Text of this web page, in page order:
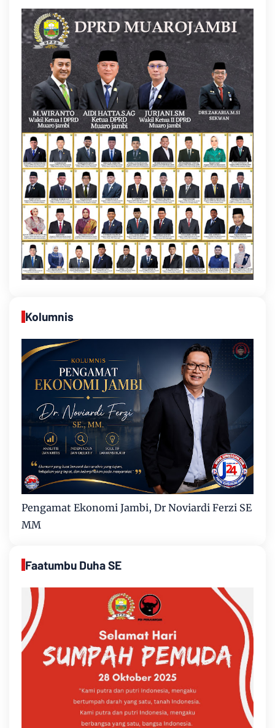
Kolumnis
Pengamat Ekonomi Jambi, Dr Noviardi Ferzi SE
MM
Faatumbu Duha SE